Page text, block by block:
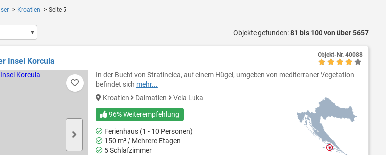
Kroatien Seite 5
Objekte gefunden:81 bis 100 von über 5657
Insel Korcula
In der Bucht von Stratincica, auf einem Hügel, umgeben von mediterraner Vegetation
befindet sich mehr...
Kroatien
Dalmatien Vela Luka
96% Weiterempfehlung
Ferienhaus (1 - 10 Personen)
150 m² / Mehrere Etagen
5 Schlafzimmer
Objekt-Nr. 40088